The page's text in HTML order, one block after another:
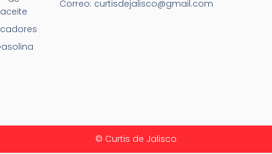
aceite
Correo: curtisdejalisco@gmail.com
© Curtis de Jalisco